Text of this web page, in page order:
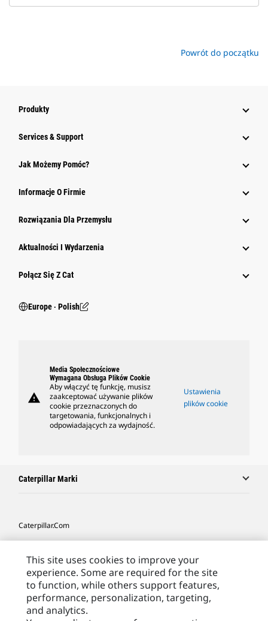
Powrót do początku
Produkty
Services & Support
Jak Możemy Pomóc?
Informacje O Firmie
Rozwiązania Dla Przemysłu
Aktualności I Wydarzenia
Połącz Się Z Cat
Europe ‧ Polish
warning
Media Społecznościowe
Wymagana Obsługa Plików Cookie
Aby włączyć tę funkcję, musisz
zaakceptować używanie plików
cookie przeznaczonych do
targetowania, funkcjonalnych i
odpowiadających za wydajność.
Ustawienia
plików cookie
Caterpillar Marki
Caterpillar.com
Caterpillar Kontakt
Moje Preferencje Marketingowe
Site Map
This site uses cookies to improve your
experience. Some are required for the site
to function, while others support features,
performance, personalization, targeting,
and analytics.